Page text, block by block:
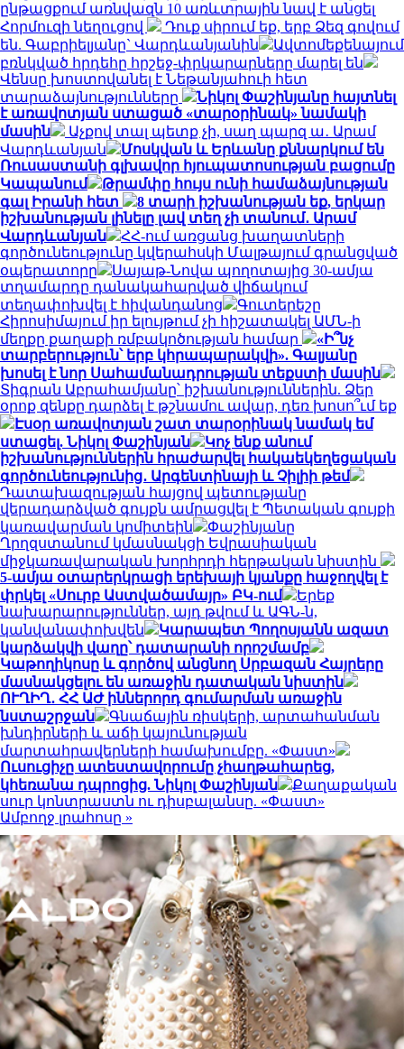
ընթացքում առնվազն 10 առևտրային նավ է անցել
Հորմուզի նեղուցով
Դուք սիրում եք, երբ Ձեզ գովում
են. Գաբրիելյանը` Վարդևանյանին
Ավտոմեքենայում
բռնկված հրդեհը հրշեջ-փրկարարները մարել են
Վենսը խոստովանել է Նեթանյահուի հետ
տարաձայնությունները
Նիկոլ Փաշինյանը հայտնել
է առավոտյան ստացած «տարօրինակ» նամակի
մասին
Աչքով տալ պետք չի, սաղ պարզ ա․ Արամ
Վարդևանյան
Մոսկվան և Երևանը քննարկում են
Ռուսաստանի գլխավոր հյուպատոսության բացումը
Կապանում
Թրամփը հույս ունի համաձայնության
գալ Իրանի հետ
8 տարի իշխանության եք, երկար
իշխանության լինելը լավ տեղ չի տանում․ Արամ
Վարդևանյան
ՀՀ-ում առցանց խաղատների
գործունեությունը կվերահսկի Մալթայում գրանցված
օպերատորը
Սայաթ-Նովա պողոտայից 30-ամյա
տղամարդը դանակահարված վիճակում
տեղափոխվել է հիվանդանոց
Գուտերեշը
Հիրոսիմայում իր ելույթում չի հիշատակել ԱՄՆ-ի
մեղքը քաղաքի ռմբակոծության համար
«Ի՞նչ
տարբերություն՝ երբ կհրապարակվի». Գալյանը
խոսել է նոր Սահամանադրության տեքստի մասին
Տիգրան Աբրահամյանը՝ իշխանություններին. Ձեր
օրոք զենքը դարձել է թշնամու ավար, դեռ խոսո՞ւմ եք
Էսօր առավոտյան շատ տարօրինակ նամակ եմ
ստացել. Նիկոլ Փաշինյան
Կոչ ենք անում
իշխանություններին հրաժարվել հակաեկեղեցական
գործունեությունից․ Արգենտինայի և Չիլիի թեմ
Դատախազության հայցով պետությանը
վերադարձված գույքն ամրացվել է Պետական գույքի
կառավարման կոմիտեին
Փաշինյանը
Ղրղզստանում կմասնակցի Եվրասիական
միջկառավարական խորհրդի հերթական նիստին
5-ամյա օտարերկրացի երեխայի կյանքը հաջողվել է
փրկել «Սուրբ Աստվածամայր» ԲԿ-ում
Երեք
նախարարություններ, այդ թվում և ԱԳՆ-ն,
կանվանափոխվեն
Կարապետ Պողոսյանն ազատ
կարձակվի վաղը՝ դատարանի որոշմամբ
Կաթողիկոսը և գործով անցնող Սրբազան Հայրերը
մասնակցելու են առաջին դատական նիստին
ՈՒՂԻՂ․ ՀՀ ԱԺ իններորդ գումարման առաջին
նստաշրջան
Գնաճային ռիսկերի, արտահանման
խնդիրների և աճի կայունության
մարտահրավերների համախումբը. «Փաստ»
Ուսուցիչը ատեստավորումը չհաղթահարեց,
կհեռանա դպրոցից. Նիկոլ Փաշինյան
Քաղաքական
սուր կոնտրաստն ու դիսբալանսը. «Փաստ»
Ամբողջ լրահոսը »